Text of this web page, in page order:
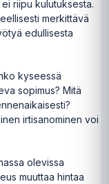
riipu kulutuksesta.
merkittävä
edullisesta
kyseessä
sopimus? Mitä
irtisanominen voi
olevissa
muuttaa hintaa